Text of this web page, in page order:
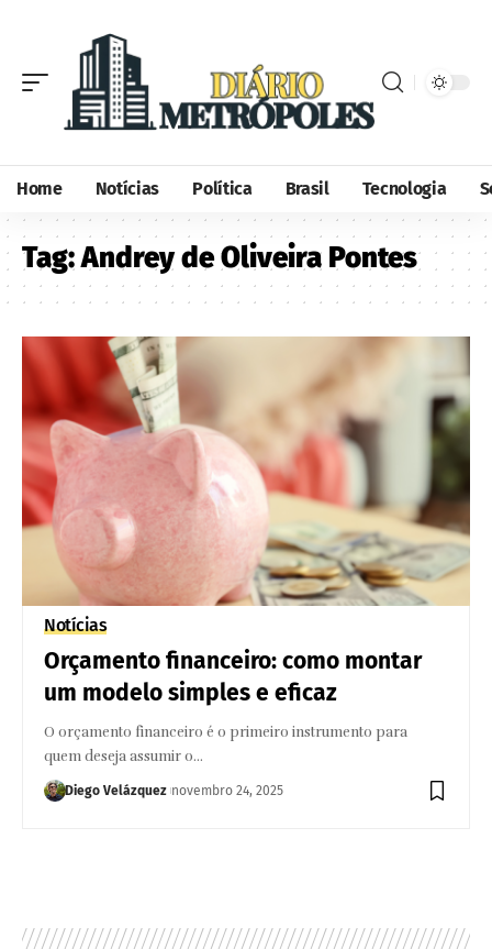
Home Notícias Política Brasil Tecnologia
Tag:Andrey de Oliveira Pontes
Notícias
Orçamento financeiro: como montar
um modelo simples e eficaz
O orçamento financeiro é o primeiro instrumento para
quem deseja assumir o…
Diego Velázquez novembro 24, 2025